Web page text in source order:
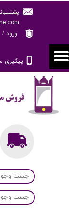
پیگیری سفارش:
ورود /
حساب کاربری من
تغییر گذر واژه
سفارشات
خروج از حساب